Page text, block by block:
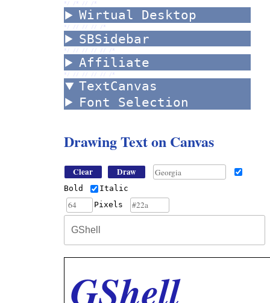
*/ /* // /*
Wirtual Desktop
*/ // // // /*
SBSidebar
*/ // // // // /*
Affiliate
*/ // // // // /*
TextCanvas
Font Selection
Drawing Text on Canvas
Bold
Italic
Pixels